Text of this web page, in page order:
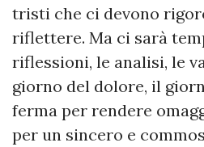
tristi che ci devono
riflettere. Ma ci sarà
riflessioni, le analisi, le
giorno del dolore, il
ferma per rendere
per un sincero e